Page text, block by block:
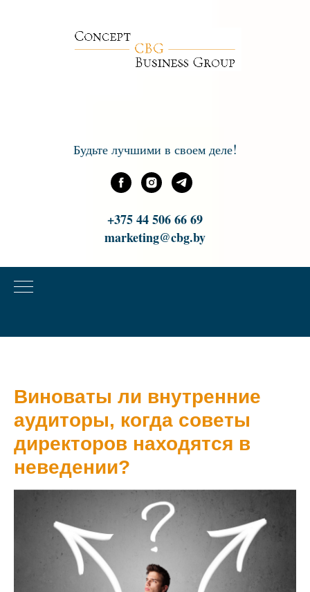
Будьте лучшими в своем деле!
+375 44 506 66 69
marketing@cbg.by
Виноваты ли внутренние
аудиторы, когда советы
директоров находятся в
неведении?